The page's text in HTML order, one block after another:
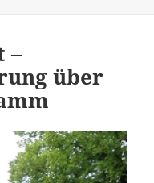
–
über